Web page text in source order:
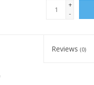
+
-
Reviews(0)